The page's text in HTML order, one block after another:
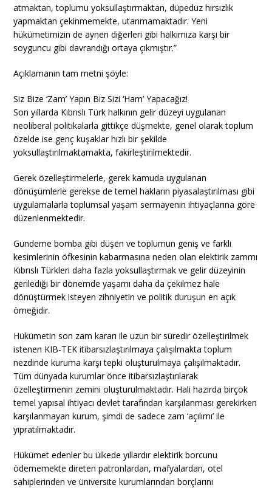
atmaktan, toplumu yoksullaştırmaktan, düpedüz hırsızlık
yapmaktan çekinmemekte, utanmamaktadır. Yeni
hükümetimizin de aynen diğerleri gibi halkımıza karşı bir
soyguncu gibi davrandığı ortaya çıkmıştır.”
Açıklamanın tam metni şöyle:
Siz Bize ‘Zam’ Yapın Biz Sizi ‘Ham’ Yapacağız!
Son yıllarda Kıbrıslı Türk halkının gelir düzeyi uygulanan
neoliberal politikalarla gittikçe düşmekte, genel olarak toplum
özelde ise genç kuşaklar hızlı bir şekilde
yoksullaştırılmaktamakta, fakirleştirilmektedir.
Gerek özelleştirmelerle, gerek kamuda uygulanan
dönüşümlerle gerekse de temel hakların piyasalaştırılması gibi
uygulamalarla toplumsal yaşam sermayenin ihtiyaçlarına göre
düzenlenmektedir.
Gündeme bomba gibi düşen ve toplumun geniş ve farklı
kesimlerinin öfkesinin kabarmasına neden olan elektirik zammı
Kıbrıslı Türkleri daha fazla yoksullaştırmak ve gelir düzeyinin
gerilediği bir dönemde yaşamı daha da çekilmez hale
dönüştürmek isteyen zihniyetin ve politik duruşun en açık
örneğidir.
Hükümetin son zam kararı ile uzun bir süredir özelleştirilmek
istenen KIB-TEK itibarsızlaştırılmaya çalışılmakta toplum
nezdinde kuruma karşı tepki oluşturulmaya çalışılmaktadır.
Tüm dünyada kurumlar önce itibarsızlaştırılarak
özelleştirmenin zemini oluşturulmaktadır. Hali hazırda birçok
temel yapısal ihtiyacı devlet tarafından karşılanması gerekirken
karşılanmayan kurum, şimdi de sadece zam ‘açılımı’ ile
yıpratılmaktadır.
Hükümet edenler bu ülkede yıllardır elektirik borcunu
ödememekte direten patronlardan, mafyalardan, otel
sahiplerinden ve üniversite kurumlarından borçlarını